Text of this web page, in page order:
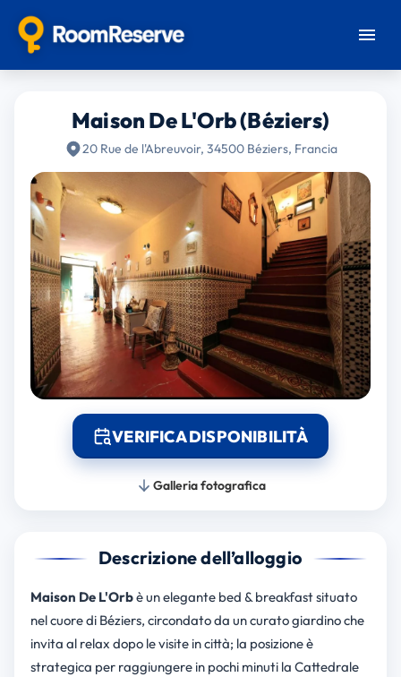
Maison De L'Orb (Béziers)
20 Rue de l'Abreuvoir, 34500 Béziers, Francia
VERIFICA DISPONIBILITÀ
Galleria fotografica
Descrizione dell’alloggio
Maison De L'Orbè un elegante bed & breakfast situato
nel cuore di Béziers, circondato da un curato giardino che
invita al relax dopo le visite in città; la posizione è
strategica per raggiungere in pochi minuti la Cattedrale